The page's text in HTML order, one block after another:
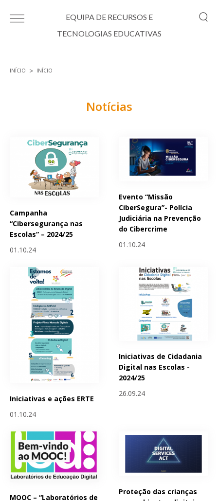
EQUIPA DE RECURSOS E
TECNOLOGIAS EDUCATIVAS
INÍCIO INÍCIO
Notícias
Campanha
“Cibersegurança nas
Escolas” – 2024/25
01.10.24
Evento “Missão
CiberSegura”- Polícia
Judiciária na Prevenção
do Cibercrime
01.10.24
Iniciativas e ações ERTE
01.10.24
Iniciativas de Cidadania
Digital nas Escolas -
2024/25
26.09.24
MOOC – “Laboratórios de
Proteção das crianças
Páginas